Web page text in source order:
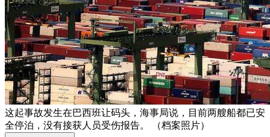
这起事故发生在巴西班让码头，海事局说，目前两艘船都已安
全停泊，没有接获人员受伤报告。 （档案照片）